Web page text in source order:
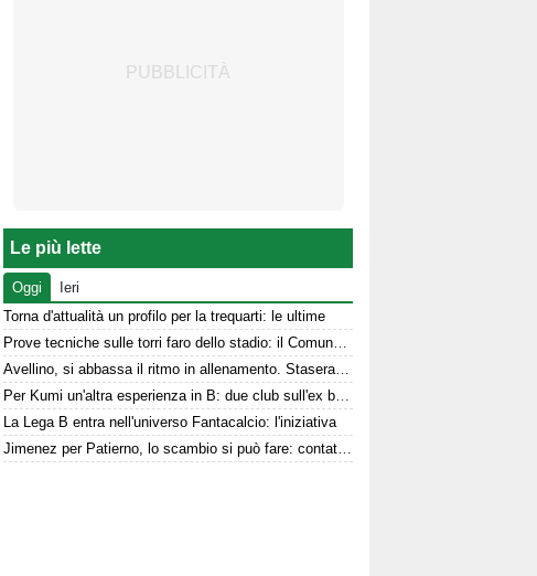
Le più lette
Oggi
Ieri
Torna d'attualità un profilo per la trequarti: le ultime
Prove tecniche sulle torri faro dello stadio: il Comune stanzia i fondi
Avellino, si abbassa il ritmo in allenamento. Stasera la presentazione in Piazza
Per Kumi un'altra esperienza in B: due club sull'ex biancoverde
La Lega B entra nell'universo Fantacalcio: l'iniziativa
Jimenez per Patierno, lo scambio si può fare: contatti tra Avellino e Catania